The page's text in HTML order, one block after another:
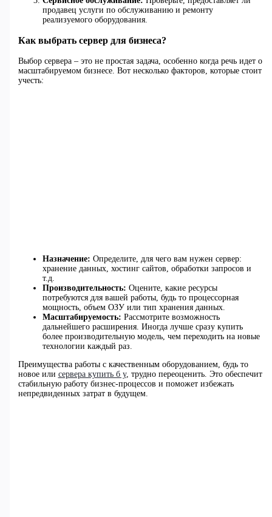
продавец услуги по обслуживанию и ремонту
реализуемого оборудования.
Как выбрать сервер для бизнеса?
Выбор сервера – это не простая задача, особенно когда речь идет о
масштабируемом бизнесе. Вот несколько факторов, которые стоит
учесть:
Назначение: Определите, для чего вам нужен сервер:
хранение данных, хостинг сайтов, обработки запросов и
т.д.
Производительность: Оцените, какие ресурсы
потребуются для вашей работы, будь то процессорная
мощность, объем ОЗУ или тип хранения данных.
Масштабируемость: Рассмотрите возможность
дальнейшего расширения. Иногда лучше сразу купить
более производительную модель, чем переходить на новые
технологии каждый раз.
Преимущества работы с качественным оборудованием, будь то
новое или сервера купить б у, трудно переоценить. Это обеспечит
стабильную работу бизнес-процессов и поможет избежать
непредвиденных затрат в будущем.